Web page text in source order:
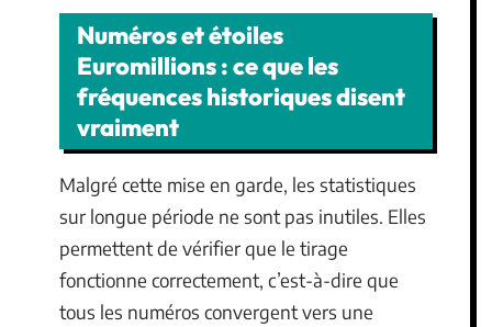
Numéros et étoiles
Euromillions : ce que les
fréquences historiques disent
vraiment
Malgré cette mise en garde, les statistiques
sur longue période ne sont pas inutiles. Elles
permettent de vérifier que le tirage
fonctionne correctement, c’est-à-dire que
tous les numéros convergent vers une